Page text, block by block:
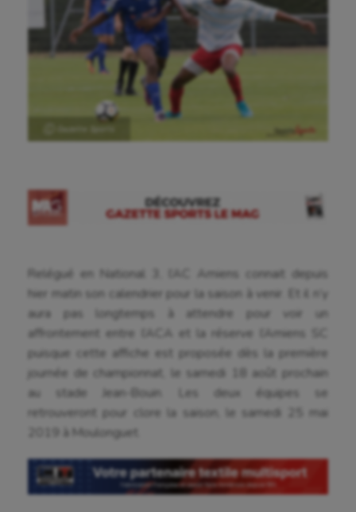
Relégué en National 3, l’AC Amiens connait depuis
hier matin son calendrier pour la saison à venir. Et il n’y
aura pas longtemps à attendre pour voir un
affrontement entre l’ACA et la réserve l’Amiens SC
puisque cette affiche est proposée dès la première
journée de championnat, le samedi 18 août prochain
au stade Jean-Bouin. Les deux équipes se
retrouveront pour clore la saison, le samedi 25 mai
2019 à Moulonguet.